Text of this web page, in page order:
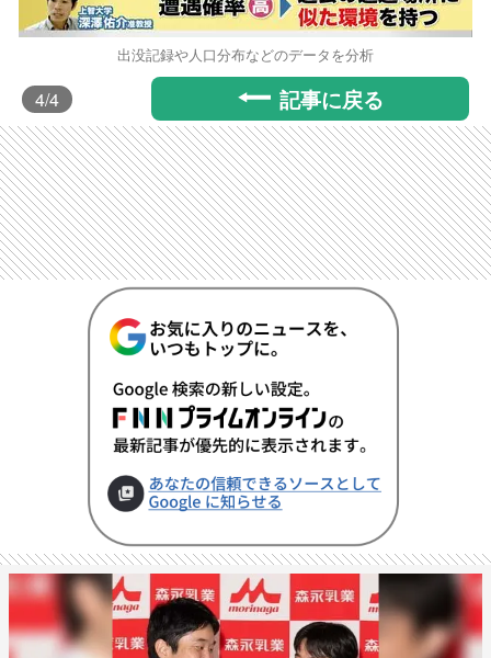
出没記録や人口分布などのデータを分析
4/4 記事に戻る